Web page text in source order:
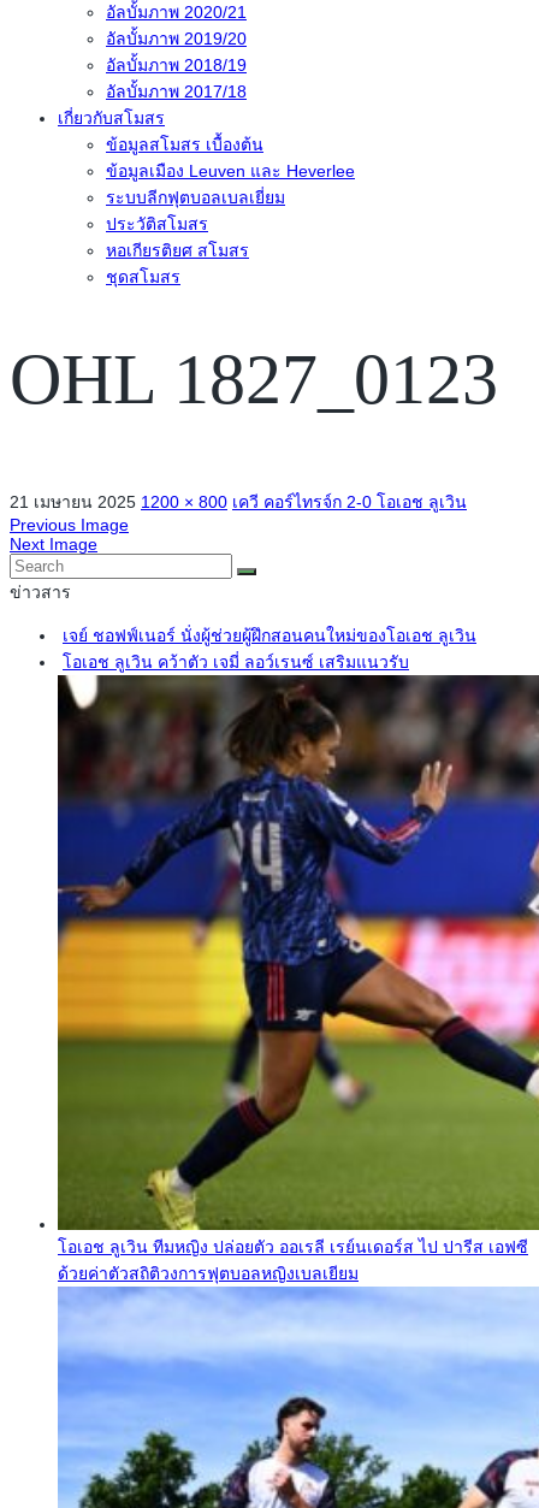
อัลบั้มภาพ 2020/21
อัลบั้มภาพ 2019/20
อัลบั้มภาพ 2018/19
อัลบั้มภาพ 2017/18
เกี่ยวกับสโมสร
ข้อมูลสโมสร เบื้องต้น
ข้อมูลเมือง Leuven และ Heverlee
ระบบลีกฟุตบอลเบลเยี่ยม
ประวัติสโมสร
หอเกียรติยศ สโมสร
ชุดสโมสร
OHL 1827_0123
21 เมษายน 2025 1200 × 800 เควี คอร์ไทรจ์ก 2-0 โอเอช ลูเวิน
Previous Image
Next Image
ข่าวสาร
เจย์ ชอฟฟ์เนอร์ นั่งผู้ช่วยผู้ฝึกสอนคนใหม่ของโอเอช ลูเวิน
โอเอช ลูเวิน คว้าตัว เจมี่ ลอว์เรนซ์ เสริมแนวรับ
โอเอช ลูเวิน ทีมหญิง ปล่อยตัว ออเรลี เรย์นเดอร์ส ไป ปารีส เอฟซี
ด้วยค่าตัวสถิติวงการฟุตบอลหญิงเบลเยียม